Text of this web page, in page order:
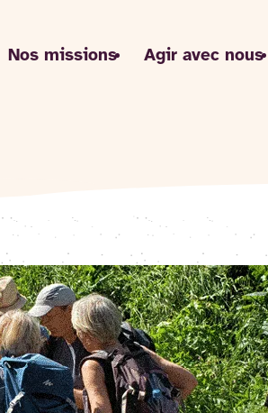
Nos missions Agir avec nous